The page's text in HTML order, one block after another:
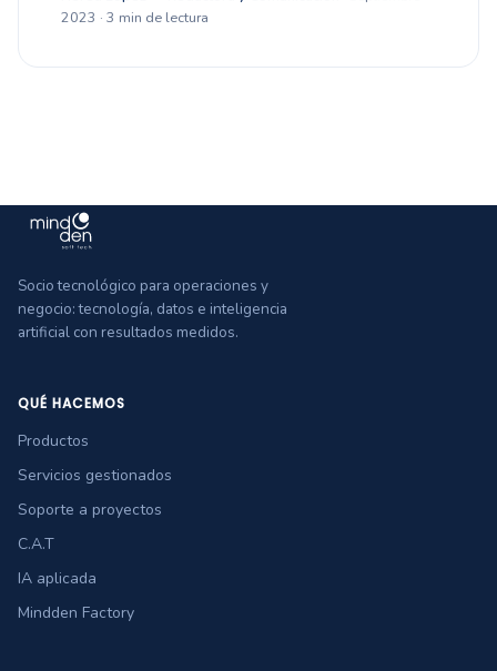
2023 · 3 min de lectura
Socio tecnológico para operaciones y
negocio: tecnología, datos e inteligencia
artificial con resultados medidos.
QUÉ HACEMOS
Productos
Servicios gestionados
Soporte a proyectos
C.A.T
IA aplicada
Mindden Factory